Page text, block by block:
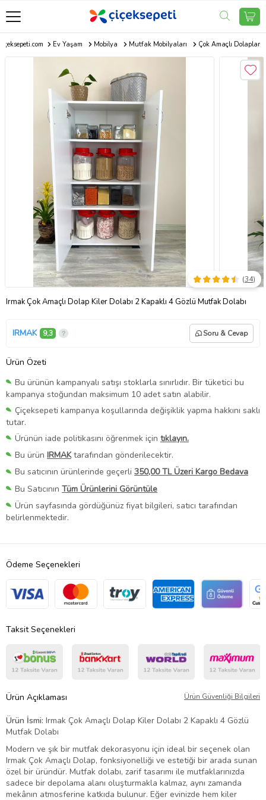
Ev Yaşam Mobilya Mutfak Mobilyaları Çok Amaçlı Dolaplar
Irmak Çok Amaçlı Dolap Kiler Dolabı 2 Kapaklı 4 Gözlü Mutfak Dolabı
(34)
IRMAK 9,3 Soru & Cevap
Ürün Özeti
Bu ürünün kampanyalı satışı stoklarla sınırlıdır. Bir tüketici bu
kampanya stoğundan maksimum 10 adet satın alabilir.
Çiçeksepeti kampanya koşullarında değişiklik yapma hakkını saklı
tutar.
Ürünün iade politikasını öğrenmek için tıklayın.
Bu ürün IRMAKtarafından gönderilecektir.
Bu satıcının ürünlerinde geçerli 350,00 TL Üzeri Kargo Bedava
Bu Satıcının Tüm Ürünlerini Görüntüle
Ürün sayfasında gördüğünüz fiyat bilgileri, satıcı tarafından
belirlenmektedir.
Ödeme Seçenekleri
Taksit Seçenekleri
Ürün Açıklaması Ürün Güvenliği Bilgileri
Ürün İsmi: Irmak Çok Amaçlı Dolap Kiler Dolabı 2 Kapaklı 4 Gözlü
Mutfak Dolabı
Modern ve şık bir mutfak dekorasyonu için ideal bir seçenek olan
Irmak Çok Amaçlı Dolap, fonksiyonelliği ve estetiği bir arada sunan
özel bir üründür. Mutfak dolabı, zarif tasarımı ile mutfaklarınızda
sadece bir depolama alanı oluşturmakla kalmaz, aynı zamanda
mekânın atmosferine katkıda bulunur. Eğer evinizde hem kiler